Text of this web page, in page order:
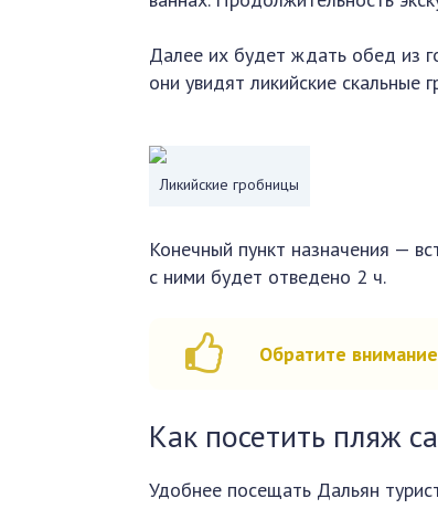
Далее их будет ждать обед из
они увидят ликийские скальные
Ликийские гробницы
Конечный пункт назначения —
с ними будет отведено 2 ч.
Обратите
Как посетить пляж
Удобнее посещать Дальян